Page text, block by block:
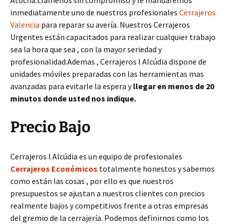
inmediatamente uno de nuestros profesionales Cerrajeros
Valencia para reparar su avería. Nuestros Cerrajeros
Urgentes están capacitados para realizar cualquier trabajo
sea la hora que sea , con la mayor seriedad y
profesionalidad.Ademas , Cerrajeros l Alcúdia dispone de
unidades móviles preparadas con las herramientas mas
avanzadas para evitarle la espera yllegar en menos de 20
minutos donde usted nos indique.
Precio Bajo
Cerrajeros l Alcúdia es un equipo de profesionales
Cerrajeros Económicos totalmente honestos y sabemos
como están las cosas , por ello es que nuestros
presupuestos se ajustan a nuestros clientes con precios
realmente bajos y competitivos frente a otras empresas
del gremio de la cerrajería. Podemos definirnos como los